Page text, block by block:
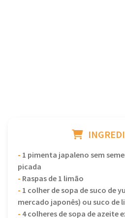
- 1 pimenta japaleno sem
picada
- Raspas de 1 limão
- 1 colher de sopa de suco de
mercado japonês) ou suco de
- 4 colheres de sopa de azeite